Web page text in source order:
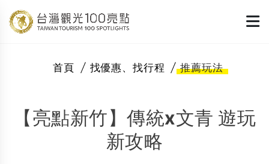
首頁 找優惠、找行程 推薦玩法
【亮點新竹】傳統x文青 遊玩
新攻略